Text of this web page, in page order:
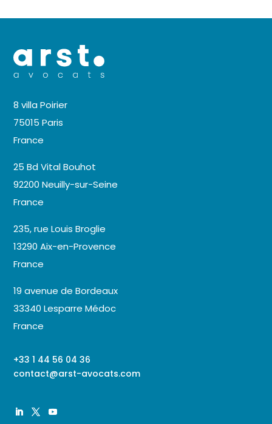
8 villa Poirier
75015 Paris
France
25 Bd Vital Bouhot
92200 Neuilly-sur-Seine
France
235, rue Louis Broglie
13290 Aix-en-Provence
France
19 avenue de Bordeaux
33340 Lesparre Médoc
France
+33 1 44 56 04 36
contact@arst-avocats.com